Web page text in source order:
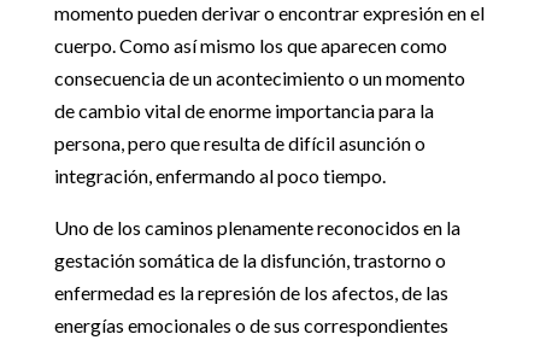
momento pueden derivar o encontrar expresión en el
cuerpo. Como así mismo los que aparecen como
consecuencia de un acontecimiento o un momento
de cambio vital de enorme importancia para la
persona, pero que resulta de difícil asunción o
integración, enfermando al poco tiempo.
Uno de los caminos plenamente reconocidos en la
gestación somática de la disfunción, trastorno o
enfermedad es la represión de los afectos, de las
energías emocionales o de sus correspondientes